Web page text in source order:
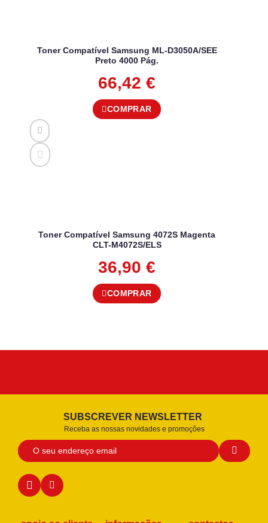
Toner Compatível Samsung ML-D3050A/SEE
Preto 4000 Pág.
66,42 €
COMPRAR
Toner Compatível Samsung 4072S Magenta
CLT-M4072S/ELS
36,90 €
COMPRAR
SUBSCREVER NEWSLETTER
Receba as nossas novidades e promoções